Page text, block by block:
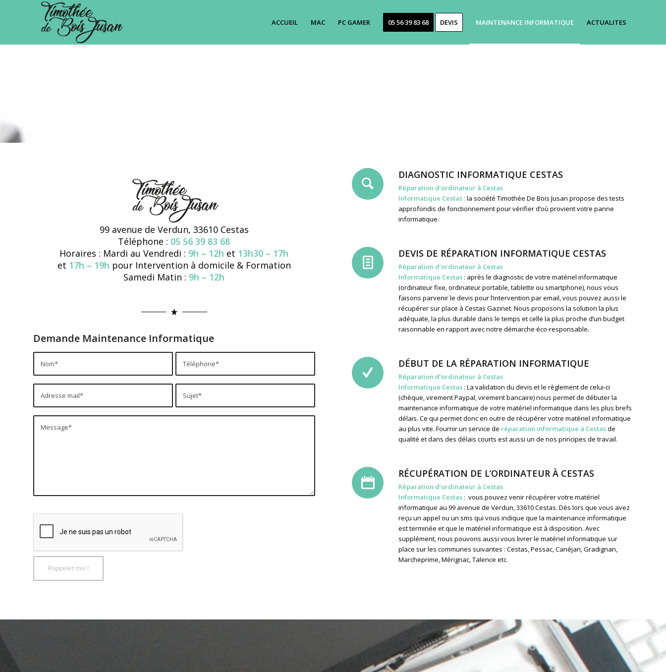
ACCUEIL MAC PC GAMER 05 56 39 83 68 DEVIS MAINTENANCE INFORMATIQUE ACTUALITES
99 avenue de Verdun, 33610 Cestas
Téléphone : 05 56 39 83 68
Horaires : Mardi au Vendredi : 9h – 12h et 13h30 – 17h
et 17h – 19h pour Intervention à domicile & Formation
Samedi Matin : 9h – 12h
Demande Maintenance Informatique
DIAGNOSTIC INFORMATIQUE CESTAS
Réparation d’ordinateur à Cestas
Informatique Cestas :la société Timothée De Bois Jusan propose des tests
approfondis de fonctionnement pour vérifier d’où provient votre panne
informatique.
DEVIS DE RÉPARATION INFORMATIQUE CESTAS
Réparation d’ordinateur à Cestas
Informatique Cestas : après le diagnostic de votre matériel informatique
(ordinateur fixe, ordinateur portable, tablette ou smartphone), nous vous
faisons parvenir le devis pour l’intervention par email, vous pouvez aussi le
récupérer sur place à Cestas Gazinet. Nous proposons la solution la plus
adéquate, la plus durable dans le temps et celle la plus proche d’un budget
raisonnable en rapport avec notre démarche éco-responsable.
DÉBUT DE LA RÉPARATION INFORMATIQUE
Réparation d’ordinateur à Cestas
Informatique Cestas : La validation du devis et le règlement de celui-ci
(chèque, virement Paypal, virement bancaire) nous permet de débuter la
maintenance informatique de votre matériel informatique dans les plus brefs
délais. Ce qui permet donc en outre de récupérer votre matériel informatique
au plus vite. Fournir un service de réparation informatique à Cestasde
qualité et dans des délais courts est aussi un de nos principes de travail.
RÉCUPÉRATION DE L’ORDINATEUR À CESTAS
Réparation d’ordinateur à Cestas
Informatique Cestas : vous pouvez venir récupérer votre matériel
informatique au 99 avenue de Verdun, 33610 Cestas. Dès lors que vous avez
reçu un appel ou un sms qui vous indique que la maintenance informatique
est terminée et que le matériel informatique est à disposition. Avec
supplément, nous pouvons aussi vous livrer le matériel informatique sur
place sur les communes suivantes : Cestas, Pessac, Canéjan, Gradignan,
Marcheprime, Mérignac, Talence etc.